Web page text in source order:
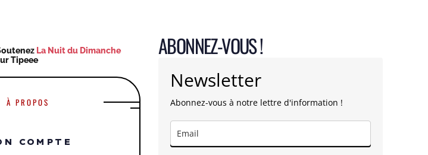
La Nuit du Dimanche
Tipeee
À PROPOS
COMPTE
ABONNEZ-VOUS !
Newsletter
Abonnez-vous à notre lettre d'information !